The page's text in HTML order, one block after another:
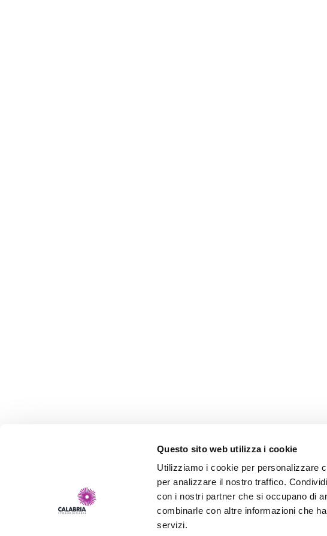
Questo sito web utilizza i cookie
Utilizziamo i cookie per personalizzare
per analizzare il nostro traffico.
con i nostri partner che si occupano di
combinarle con altre informazioni che
servizi.